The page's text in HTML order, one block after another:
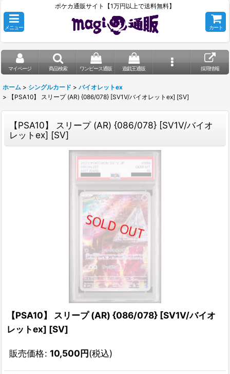
ポケカ通販サイト【1万円以上で送料無料】
メニュー カート
マイページ 商品検索 ワンピース通販 遊戯王通販 採用情報
ホーム > シングルカード > バイオレットex
>
【PSA10】 スリープ (AR) {086/078} [SV1V/バイオレットex] [SV]
【PSA10】 スリープ (AR) {086/078} [SV1V/バイオ
レットex] [SV]
【PSA10】 スリープ (AR) {086/078} [SV1V/バイオ
レットex] [SV]
販売価格: 10,500円(税込)